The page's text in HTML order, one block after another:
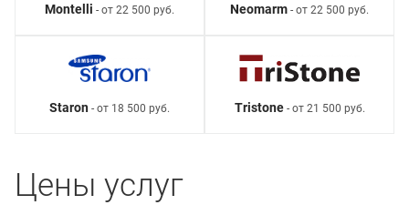
Montelli - от 22 500 руб. Neomarm - от 22 500 руб.
Staron - от 18 500 руб. Tristone- от 21 500 руб.
Цены услуг